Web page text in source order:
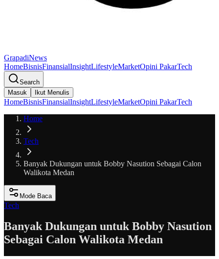
GrapadiNews
HomeBisnisFinansialInsightLifestyleMarketOpini PakarTech
Search
Masuk
Ikut Menulis
HomeBisnisFinansialInsightLifestyleMarketOpini PakarTech
Home
Tech
Banyak Dukungan untuk Bobby Nasution Sebagai Calon
Walikota Medan
Mode Baca
Tech
Banyak Dukungan untuk Bobby Nasution
Sebagai Calon Walikota Medan